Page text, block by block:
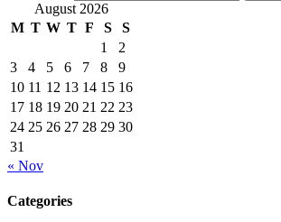
August 2026
M T W T F S
S
1
2
3
4 5 6 7 8
9
10 11 12 13 14 15 16
17 18 19 20 21 22 23
24 25 26 27 28 29 30
31
« Nov
Categories